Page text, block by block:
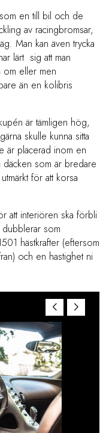
en till bil och de
av racingbromsar,
Man kan även trycka
lärt sig att man
om eller men
än en kolibris
är tämligen hög,
skulle kunna sitta
är placerad inom en
som är bredare
för att korsa
att interiören ska förbli
som
hästkrafter (eftersom
och en hastighet ni